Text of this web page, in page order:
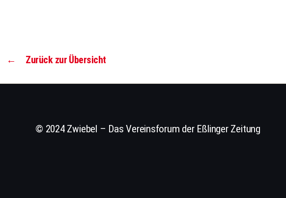
← Zurück zur Übersicht
© 2024 Zwiebel – Das Vereinsforum der Eßlinger Zeitung